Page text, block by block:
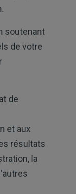
soutenant
de votre
de
et aux
résultats
la